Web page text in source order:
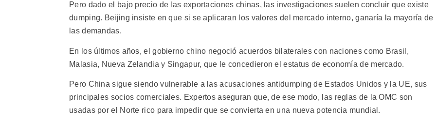
Pero dado el bajo precio de las exportaciones chinas, las investigaciones suelen concluir que existe
dumping. Beijing insiste en que si se aplicaran los valores del mercado interno, ganaría la mayoría de
las demandas.
En los últimos años, el gobierno chino negoció acuerdos bilaterales con naciones como Brasil,
Malasia, Nueva Zelandia y Singapur, que le concedieron el estatus de economía de mercado.
Pero China sigue siendo vulnerable a las acusaciones antidumping de Estados Unidos y la UE, sus
principales socios comerciales. Expertos aseguran que, de ese modo, las reglas de la OMC son
usadas por el Norte rico para impedir que se convierta en una nueva potencia mundial.